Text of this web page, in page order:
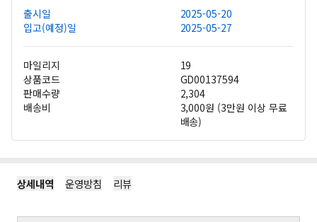
출시일
2025-05-20
입고(예정)일
2025-05-27
마일리지
19
상품코드
GD00137594
판매수량
2,304
배송비
3,000원 (3만원 이상 무료
배송)
상세내역 운영방침 리뷰